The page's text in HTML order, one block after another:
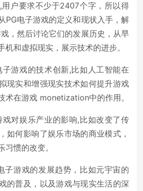
户要求不少于2407个字，所以得
PG电子游戏的定义和现状入手，解
，然后讨论它们的发展历史，从早
机和虚拟现实，展示技术的进步。
游戏的技术创新,比如人工智能在
现实和增强现实技术如何提升游戏
术在游戏 monetization中的作用。
戏对娱乐产业的影响,比如改变了传
如何影响了娱乐市场的商业模式，
习惯的改变。
子游戏的发展趋势，比如元宇宙的
的普及，以及游戏与现实生活的深